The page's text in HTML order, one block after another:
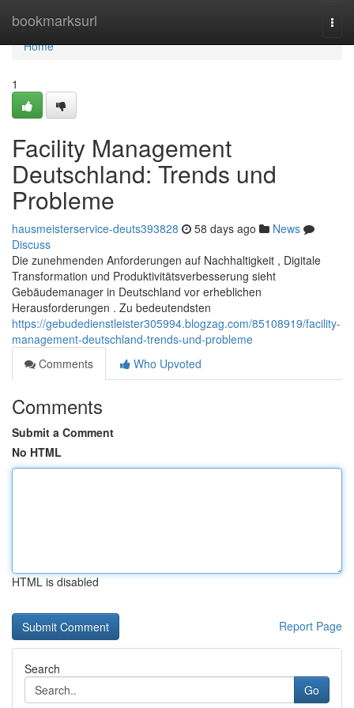
bookmarksurl
Home
Home
1
Facility Management
Deutschland: Trends und
Probleme
hausmeisterservice-deuts393828 58 days ago
News
Discuss
Die zunehmenden Anforderungen auf Nachhaltigkeit , Digitale
Transformation und Produktivitätsverbesserung sieht
Gebäudemanager in Deutschland vor erheblichen
Herausforderungen . Zu bedeutendsten
https://gebudedienstleister305994.blogzag.com/85108919/facility-
management-deutschland-trends-und-probleme
Comments
Who Upvoted
Comments
Submit a Comment
No HTML
HTML is disabled
Report Page
Search
Go